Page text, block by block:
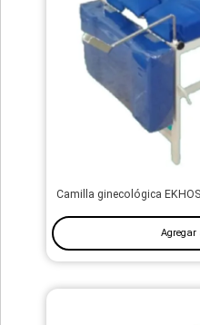
Camilla ginecológica
Agregar